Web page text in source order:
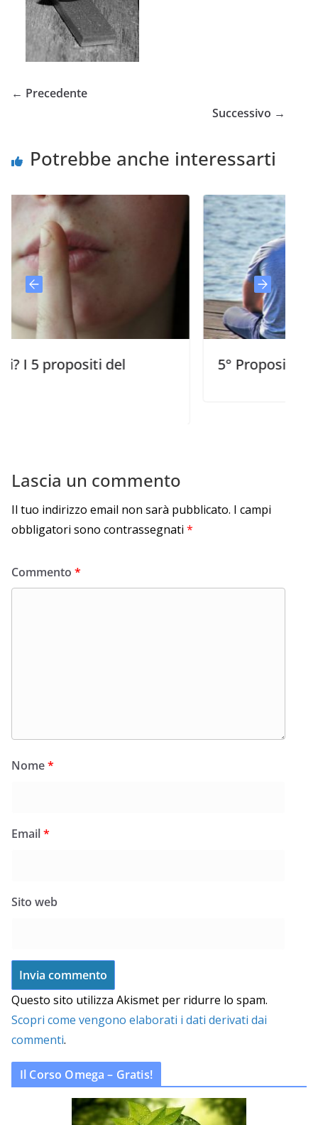
← Precedente
Successivo →
Potrebbe anche interessarti
del 5° Proposito:
Lascia un commento
Il tuo indirizzo email non sarà pubblicato. I campi
obbligatori sono contrassegnati *
Commento *
Nome*
Email*
Sito web
Questo sito utilizza Akismet per ridurre lo spam.
Scopri come vengono elaborati i dati derivati dai
commenti.
Il Corso Omega – Gratis!